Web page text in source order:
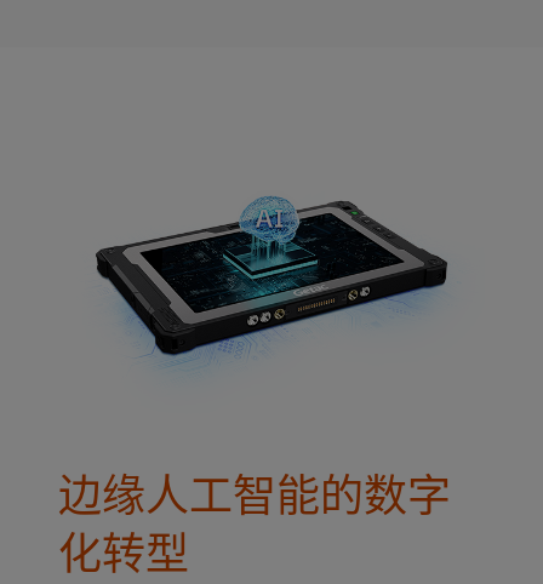
边缘人工智能的数字
化转型